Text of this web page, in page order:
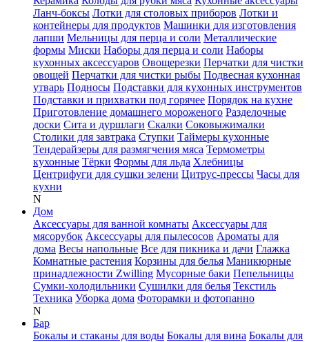
Ланч-боксы Лотки для столовых приборов Лотки и
контейнеры для продуктов Машинки для изготовления
лапши Мельницы для перца и соли Металлические
формы Миски Наборы для перца и соли Наборы
кухонных аксессуаров Овощерезки Перчатки для чистки
овощей Перчатки для чистки рыбы Подвесная кухонная
утварь Подносы Подставки для кухонных инструментов
Подставки и прихватки под горячее Порядок на кухне
Приготовление домашнего мороженого Разделочные
доски Сита и дуршлаги Скалки Соковыжималки
Столики для завтрака Ступки Таймеры кухонные
Тендерайзеры для размягчения мяса Термометры
кухонные Тёрки Формы для льда Хлебницы
Центрифуги для сушки зелени Цитрус-прессы Часы для
кухни
N
Дом
Аксессуары для ванной комнаты Аксессуары для
мясорубок Аксессуары для пылесосов Ароматы для
дома Весы напольные Все для пикника и дачи Глажка
Комнатные растения Корзины для белья Маникюрные
принадлежности Zwilling Мусорные баки Пепельницы
Сумки-холодильники Сушилки для белья Текстиль
Техника Уборка дома Фоторамки и фотопанно
N
Бар
Бокалы и стаканы для воды Бокалы для вина Бокалы для